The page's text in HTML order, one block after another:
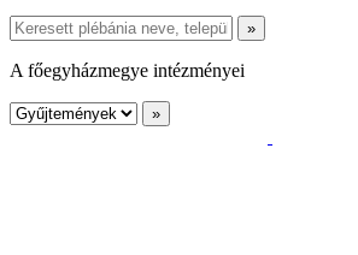
A főegyházmegye intézményei